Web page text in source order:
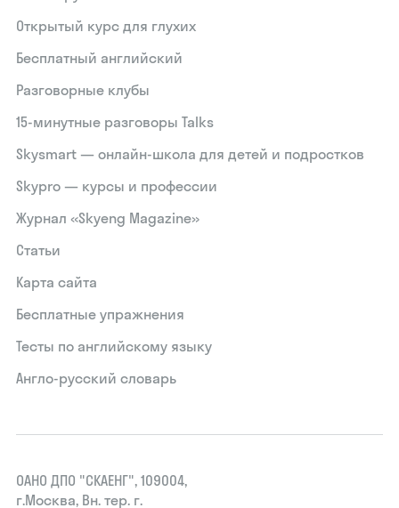
Открытый курс для глухих
Бесплатный английский
Разговорные клубы
15‑минутные разговоры Talks
Skysmart — онлайн-школа для детей и подростков
Skypro — курсы и профессии
Журнал «Skyeng Magazine»
Статьи
Карта сайта
Бесплатные упражнения
Тесты по английскому языку
Англо-русский словарь
ОАНО ДПО "СКАЕНГ", 109004,
г.Москва, Вн. тер. г.